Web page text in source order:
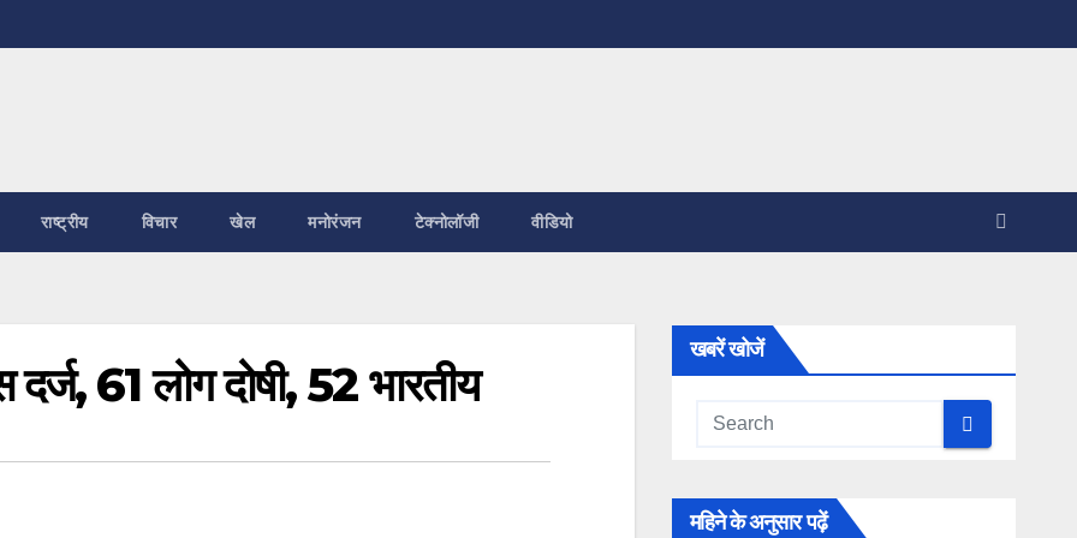
राष्ट्रीय विचार खेल मनोरंजन टेक्नोलॉजी वीडियो
61 लोग दोषी, 52 भारतीय
खबरें खोजें
महिने के अनुसार पढ़ें